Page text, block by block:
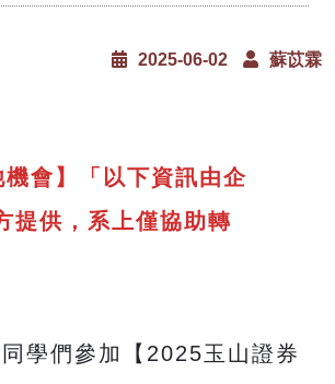
2025-06-02 蘇苡霖
機會】「以下資訊由企
提供，系上僅協助轉
學們參加【2025玉山證券